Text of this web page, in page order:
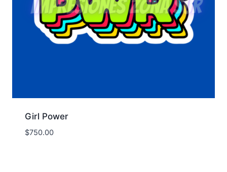
Girl Power
$750.00